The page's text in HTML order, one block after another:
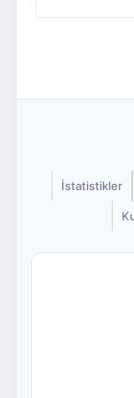
İstatistikler